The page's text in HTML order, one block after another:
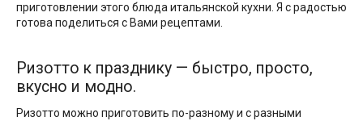
приготовлении этого блюда итальянской кухни. Я с радостью
готова поделиться с Вами рецептами.
Ризотто к празднику — быстро, просто,
вкусно и модно.
Ризотто можно приготовить по-разному и с разными